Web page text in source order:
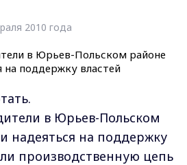
2010 года
в Юрьев-Польском
надеяться на поддержку
производственную цепь